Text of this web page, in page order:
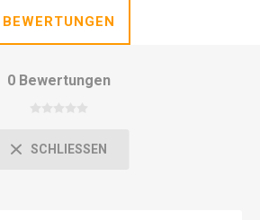
BEWERTUNGEN
0 Bewertungen
SCHLIESSEN